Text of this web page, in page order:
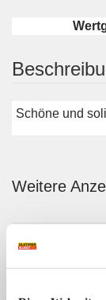
Schöne und
Weitere